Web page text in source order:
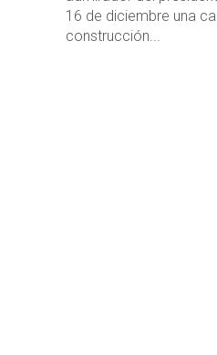
16 de diciembre una
construcción...